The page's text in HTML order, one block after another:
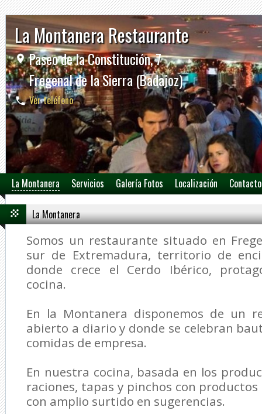
La Montanera Restaurante
Paseo de la Constitución, 7
Fregenal de la Sierra (Badajoz)
Ver teléfono
La Montanera Servicios Galería Fotos Localización
La Montanera
Somos un restaurante situado en
sur de Extremadura, territorio de
donde crece el Cerdo Ibérico,
cocina.
En la Montanera disponemos de un
abierto a diario y donde se celebran
comidas de empresa.
En nuestra cocina, basada en los
raciones, tapas y pinchos con
con amplio surtido en sugerencias.